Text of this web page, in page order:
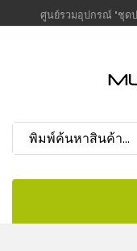
ศูนย์รวมอุปกรณ์ "ชุด